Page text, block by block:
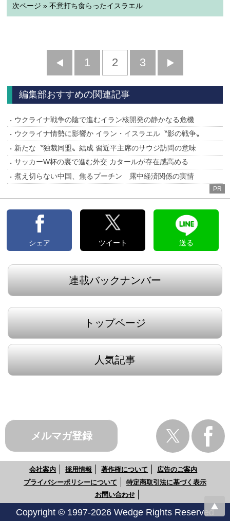
次ページ » 不意打ち食らったイスラエル
前
へ
1 2 3
へ
編集部おすすめの関連記事
ウクライナ戦争の陰で進むイラン核開発の静かなる危機
ウクライナ情勢に影響か イラン・イスラエル〝影の戦争〟
新たな〝独裁同盟〟結成 習近平主席のサウジ訪問の意味
サッカーW杯の裏で進む外交 カタールが存在感高める
煮え切らない中国、焦るプーチン 露中経済関係の実情
PR
シェア ツイート 送る
連載バックナンバー
トップページ
人気記事
メルマガ登録
会社案内 採用情報 著作権について
広告のご案内
プライバシーポリシーについて
特定商取引法に基づく表示
お問い合わせ
Copyright © 1997-2026 Wedge Rights Reserved